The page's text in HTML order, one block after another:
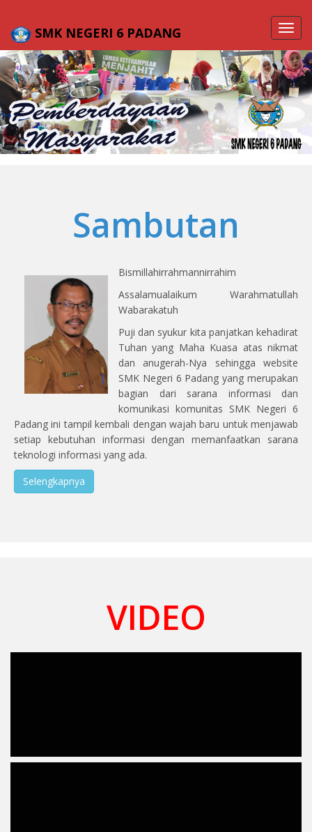
SMK NEGERI 6 PADANG
Sambutan
Bismillahirrahmannirrahim
Assalamualaikum Warahmatullah
Wabarakatuh
Puji dan syukur kita panjatkan kehadirat
Tuhan yang Maha Kuasa atas nikmat
dan anugerah-Nya sehingga website
SMK Negeri 6 Padang yang merupakan
bagian dari sarana informasi dan
komunikasi komunitas SMK Negeri 6
Padang ini tampil kembali dengan wajah baru untuk menjawab
setiap kebutuhan informasi dengan memanfaatkan sarana
teknologi informasi yang ada.
Selengkapnya
VIDEO